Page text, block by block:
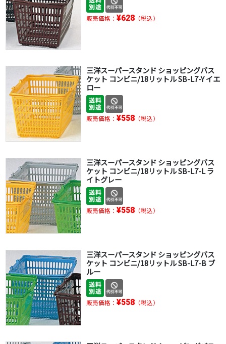
販売価格： ¥628（税込）
三洋スーパースタンド ショッピングバス
ケット コンビニ/18リットル SB-L7-Y イエ
ロー
販売価格： ¥558（税込）
三洋スーパースタンド ショッピングバス
ケット コンビニ/18リットル SB-L7-L ラ
イトグレー
販売価格： ¥558（税込）
三洋スーパースタンド ショッピングバス
ケット コンビニ/18リットル SB-L7-B ブ
ルー
販売価格： ¥558（税込）